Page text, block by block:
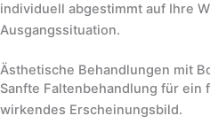
individuell abgestimmt auf Ihre
Ausgangssituation.
Ästhetische Behandlungen mit
Sanfte Faltenbehandlung für ein
wirkendes Erscheinungsbild.